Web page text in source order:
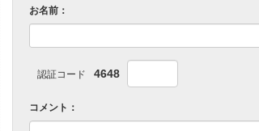
お名前：
認証コード 4648
コメント：